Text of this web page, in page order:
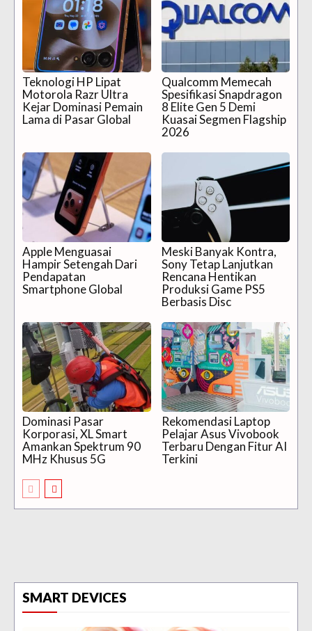
Teknologi HP Lipat
Motorola Razr Ultra
Kejar Dominasi Pemain
Lama di Pasar Global
Qualcomm Memecah
Spesifikasi Snapdragon
8 Elite Gen 5 Demi
Kuasai Segmen Flagship
2026
Apple Menguasai
Hampir Setengah Dari
Pendapatan
Smartphone Global
Meski Banyak Kontra,
Sony Tetap Lanjutkan
Rencana Hentikan
Produksi Game PS5
Berbasis Disc
Dominasi Pasar
Korporasi, XL Smart
Amankan Spektrum 90
MHz Khusus 5G
Rekomendasi Laptop
Pelajar Asus Vivobook
Terbaru Dengan Fitur AI
Terkini
SMART DEVICES